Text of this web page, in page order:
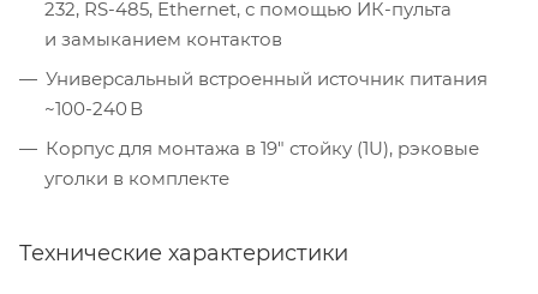
232, RS-485, Ethernet, с помощью ИК-пульта
и замыканием контактов
Универсальный встроенный источник питания
~100-240 В
Корпус для монтажа в 19″ стойку (1U), рэковые
уголки в комплекте
Технические характеристики